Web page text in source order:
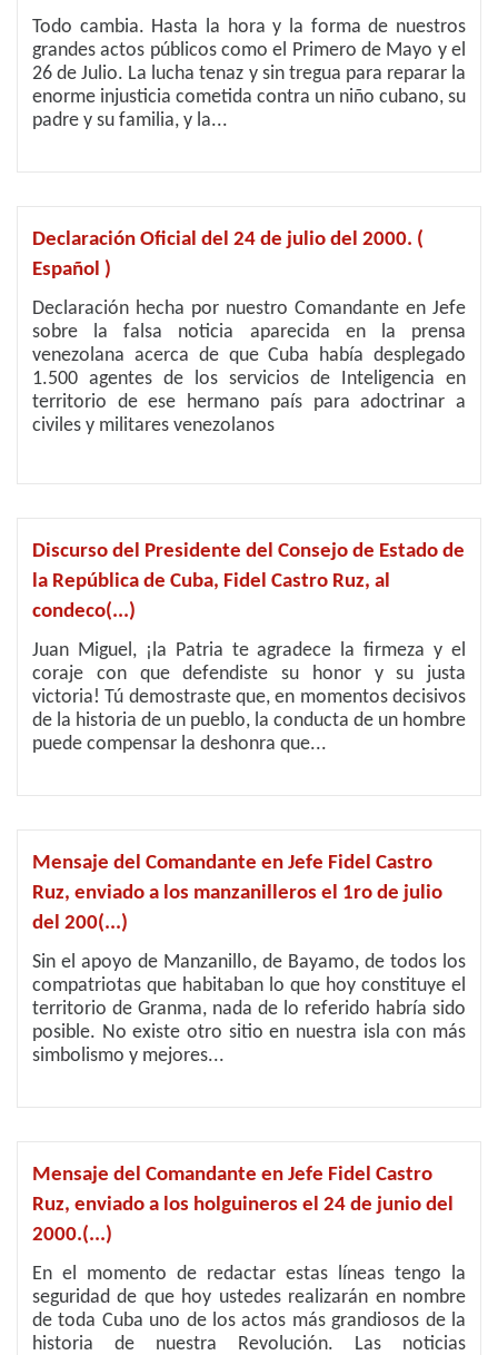
Todo cambia. Hasta la hora y la forma de nuestros
grandes actos públicos como el Primero de Mayo y el
26 de Julio. La lucha tenaz y sin tregua para reparar la
enorme injusticia cometida contra un niño cubano, su
padre y su familia, y la...
Declaración Oficial del 24 de julio del 2000. (
Español )
Declaración hecha por nuestro Comandante en Jefe
sobre la falsa noticia aparecida en la prensa
venezolana acerca de que Cuba había desplegado
1.500 agentes de los servicios de Inteligencia en
territorio de ese hermano país para adoctrinar a
civiles y militares venezolanos
Discurso del Presidente del Consejo de Estado de
la República de Cuba, Fidel Castro Ruz, al
condeco(...)
Juan Miguel, ¡la Patria te agradece la firmeza y el
coraje con que defendiste su honor y su justa
victoria! Tú demostraste que, en momentos decisivos
de la historia de un pueblo, la conducta de un hombre
puede compensar la deshonra que...
Mensaje del Comandante en Jefe Fidel Castro
Ruz, enviado a los manzanilleros el 1ro de julio
del 200(...)
Sin el apoyo de Manzanillo, de Bayamo, de todos los
compatriotas que habitaban lo que hoy constituye el
territorio de Granma, nada de lo referido habría sido
posible. No existe otro sitio en nuestra isla con más
simbolismo y mejores...
Mensaje del Comandante en Jefe Fidel Castro
Ruz, enviado a los holguineros el 24 de junio del
2000.(...)
En el momento de redactar estas líneas tengo la
seguridad de que hoy ustedes realizarán en nombre
de toda Cuba uno de los actos más grandiosos de la
historia de nuestra Revolución. Las noticias